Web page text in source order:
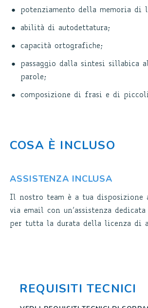
potenziamento della memoria di
abilità di autodettatura;
capacità ortografiche;
passaggio dalla sintesi sillabica
parole;
composizione di frasi e di
COSA È INCLUSO
ASSISTENZA INCLUSA
Il nostro team è a tua disposizione
via email con un’assistenza
per tutta la durata della licenza di
REQUISITI TECNICI